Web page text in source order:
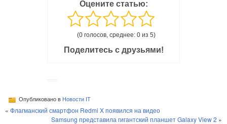
Оцените статью:
(0 голосов, среднее: 0 из 5)
Поделитесь с друзьями!
Опубликовано в Новости IT
« Флагманский смартфон Redmi X появился на видео
Samsung представила гигантский планшет Galaxy View 2 »